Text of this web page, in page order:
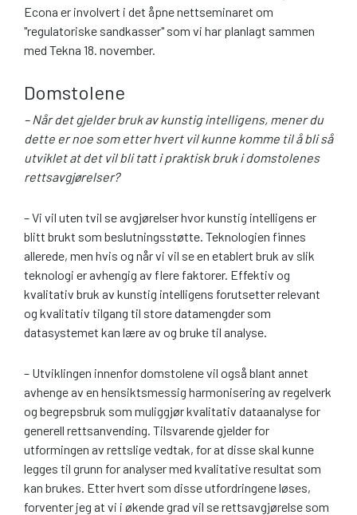
Econa er involvert i det åpne nettseminaret om
"regulatoriske sandkasser" som vi har planlagt sammen
med Tekna 18. november.
Domstolene
– Når det gjelder bruk av kunstig intelligens, mener du
dette er noe som etter hvert vil kunne komme til å bli så
utviklet at det vil bli tatt i praktisk bruk i domstolenes
rettsavgjørelser?
– Vi vil uten tvil se avgjørelser hvor kunstig intelligens er
blitt brukt som beslutningsstøtte. Teknologien finnes
allerede, men hvis og når vi vil se en etablert bruk av slik
teknologi er avhengig av flere faktorer. Effektiv og
kvalitativ bruk av kunstig intelligens forutsetter relevant
og kvalitativ tilgang til store datamengder som
datasystemet kan lære av og bruke til analyse.
– Utviklingen innenfor domstolene vil også blant annet
avhenge av en hensiktsmessig harmonisering av regelverk
og begrepsbruk som muliggjør kvalitativ dataanalyse for
generell rettsanvending. Tilsvarende gjelder for
utformingen av rettslige vedtak, for at disse skal kunne
legges til grunn for analyser med kvalitative resultat som
kan brukes. Etter hvert som disse utfordringene løses,
forventer jeg at vi i økende grad vil se rettsavgjørelse som